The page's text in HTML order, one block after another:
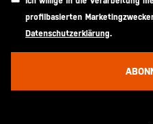
profilbasierten
Datenschutzerklärung.